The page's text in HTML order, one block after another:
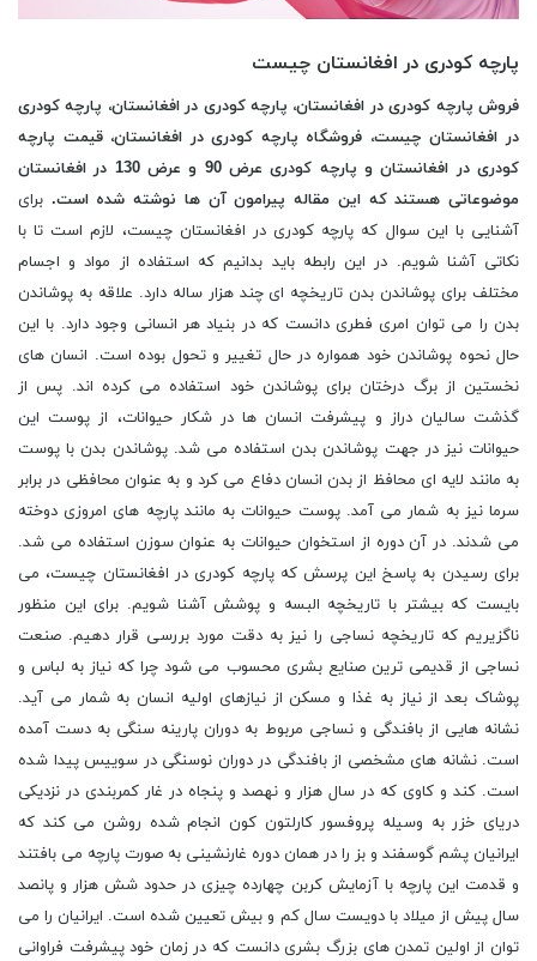
پارچه کودری در افغانستان چیست
فروش پارچه کودری در افغانستان، پارچه کودری در افغانستان، پارچه کودری
در افغانستان چیست، فروشگاه پارچه کودری در افغانستان، قیمت پارچه
کودری در افغانستان و پارچه کودری عرض 90 و عرض 130 در افغانستان
موضوعاتی هستند که این مقاله پیرامون آن ها نوشته شده است. برای
آشنایی با این سوال که پارچه کودری در افغانستان چیست، لازم است تا با
نکاتی آشنا شویم. در این رابطه باید بدانیم که استفاده از مواد و اجسام
مختلف برای پوشاندن بدن تاریخچه ای چند هزار ساله دارد. علاقه به پوشاندن
بدن را می توان امری فطری دانست که در بنیاد هر انسانی وجود دارد. با این
حال نحوه پوشاندن خود همواره در حال تغییر و تحول بوده است. انسان های
نخستین از برگ درختان برای پوشاندن خود استفاده می کرده اند. پس از
گذشت سالیان دراز و پیشرفت انسان ها در شکار حیوانات، از پوست این
حیوانات نیز در جهت پوشاندن بدن استفاده می شد. پوشاندن بدن با پوست
به مانند لایه ای محافظ از بدن انسان دفاع می کرد و به عنوان محافظی در برابر
سرما نیز به شمار می آمد. پوست حیوانات به مانند پارچه های امروزی دوخته
می شدند. در آن دوره از استخوان حیوانات به عنوان سوزن استفاده می شد.
برای رسیدن به پاسخ این پرسش که پارچه کودری در افغانستان چیست، می
بایست که بیشتر با تاریخچه البسه و پوشش آشنا شویم. برای این منظور
ناگزیریم که تاریخچه نساجی را نیز به دقت مورد بررسی قرار دهیم. صنعت
نساجی از قدیمی ترین صنایع بشری محسوب می شود چرا که نیاز به لباس و
پوشاک بعد از نیاز به غذا و مسکن از نیازهای اولیه انسان به شمار می آید.
نشانه هایی از بافندگی و نساجی مربوط به دوران پارینه سنگی به دست آمده
است. نشانه های مشخصی از بافندگی در دوران نوسنگی در سوییس پیدا شده
است. کند و کاوی که در سال هزار و نهصد و پنجاه در غار کمربندی در نزدیکی
دریای خزر به وسیله پروفسور کارلتون کون انجام شده روشن می کند که
ایرانیان پشم گوسفند و بز را در همان دوره غارنشینی به صورت پارچه می بافتند
و قدمت این پارچه با آزمایش کربن چهارده چیزی در حدود شش هزار و پانصد
سال پیش از میلاد با دویست سال کم و بیش تعیین شده است. ایرانیان را می
توان از اولین تمدن های بزرگ بشری دانست که در زمان خود پیشرفت فراوانی